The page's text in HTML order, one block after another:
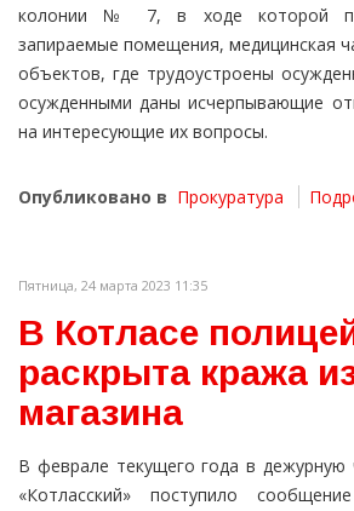
колонии № 7, в ходе которой
запираемые помещения, медицинская
объектов, где трудоустроены
осужденными даны исчерпывающие
на интересующие их вопросы.
Опубликовано в Прокуратура
Пятница, 24 марта 2023 11:35
В Котласе
раскрыта кража
магазина
В феврале текущего года в
«Котласский» поступило